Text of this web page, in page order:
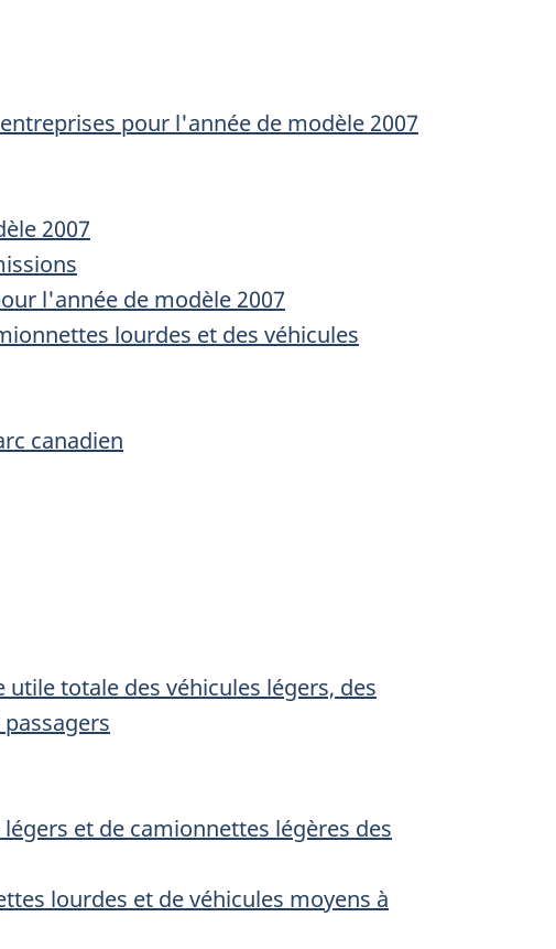
pour l'année de modèle 2007
2007
l'année de modèle 2007
lourdes et des véhicules
canadien
totale des véhicules légers, des
et de camionnettes légères des
lourdes et de véhicules moyens à